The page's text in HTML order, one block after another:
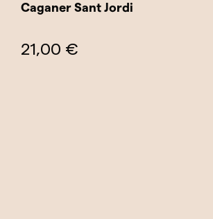
Caganer Sant Jordi
21,00 €